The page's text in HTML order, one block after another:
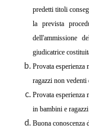
predetti titoli
la prevista
dell'ammissione
giudicatrice
Provata esperienza
ragazzi non vedenti
Provata esperienza
in bambini e
Buona conoscenza